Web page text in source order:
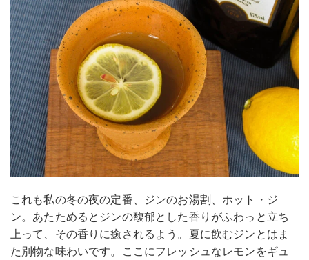
これも私の冬の夜の定番、ジンのお湯割、ホット・ジ
ン。あたためるとジンの馥郁とした香りがふわっと立ち
上って、その香りに癒されるよう。夏に飲むジンとはま
た別物な味わいです。ここにフレッシュなレモンをギュ